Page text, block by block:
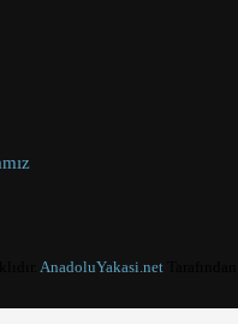
AnadoluYakasi.net